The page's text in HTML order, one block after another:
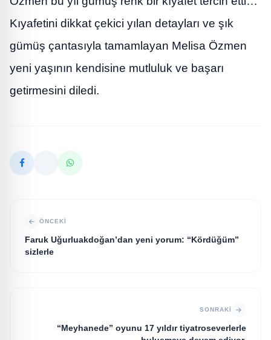
Kıyafetini dikkat çekici yılan detayları ve şık
gümüş çantasıyla tamamlayan Melisa Özmen
yeni yaşının kendisine mutluluk ve başarı
getirmesini diledi.
ÖNCEKI
Faruk Uğurluakdoğan’dan yeni yorum: “Kördüğüm”
sizlerle
SONRAKI
“Meyhanede” oyunu 17 yıldır tiyatroseverlerle